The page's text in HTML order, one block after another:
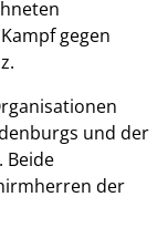
gegen
und der
Beide
der